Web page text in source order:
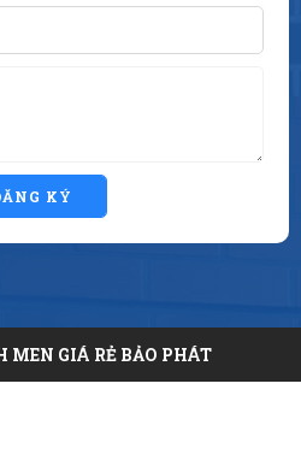
KÝ
MEN GIÁ RẺ BẢO PHÁT